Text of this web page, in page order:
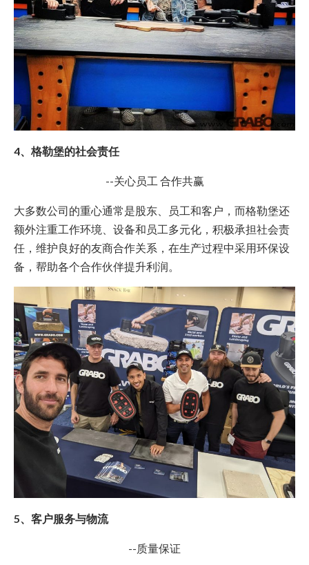
4、格勒堡的社会责任
--关心员工 合作共赢
大多数公司的重心通常是股东、员工和客户，而格勒堡还
额外注重工作环境、设备和员工多元化，积极承担社会责
任，维护良好的友商合作关系，在生产过程中采用环保设
备，帮助各个合作伙伴提升利润。
5、客户服务与物流
--质量保证